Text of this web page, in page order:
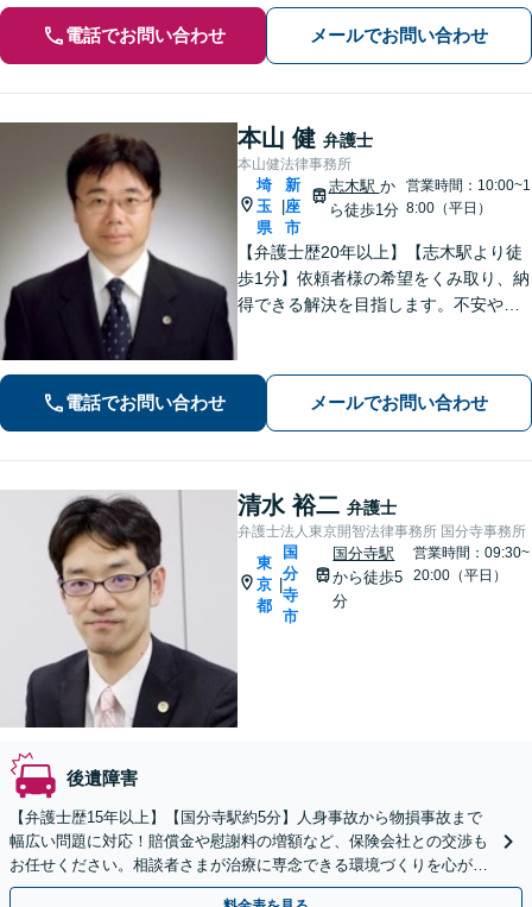
電話でお問い合わせ メールでお問い合わせ
本山 健 弁護士
本山健法律事務所
埼
玉
県
新
座
市
志木駅 か
ら徒歩1分
営業時間：10:00~1
8:00（平日）
【弁護士歴20年以上】【志木駅より徒
歩1分】依頼者様の希望をくみ取り、納
得できる解決を目指します。不安や疑
事件／何でも遠慮せずご相談ください
【初回面談無料（30分まで）】
電話でお問い合わせ メールでお問い合わせ
清水 裕二 弁護士
弁護士法人東京開智法律事務所 国分寺事務所
東
京
都
|
国
分
寺
市
国分寺駅
から徒歩5
分
営業時間：09:30~
20:00（平日）
後遺障害
【弁護士歴15年以上】【国分寺駅約5分】人身事故から物損事故まで
幅広い問題に対応！賠償金や慰謝料の増額など、保険会社との交渉も
お任せください。相談者さまが治療に専念できる環境づくりを心がけ
ています。【弁護士費用特約の利用可】